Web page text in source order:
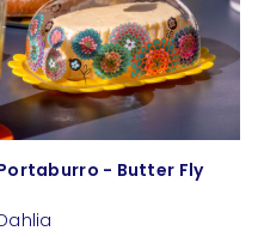
- Butter Fly